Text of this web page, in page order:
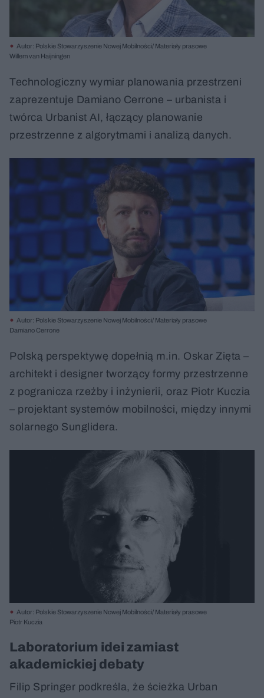
Autor: Polskie Stowarzyszenie Nowej Mobilności/ Materiały prasowe
Willem van Haijningen
Technologiczny wymiar planowania przestrzeni
zaprezentuje Damiano Cerrone – urbanista i
twórca Urbanist AI, łączący planowanie
przestrzenne z algorytmami i analizą danych.
Autor: Polskie Stowarzyszenie Nowej Mobilności/ Materiały prasowe
Damiano Cerrone
Polską perspektywę dopełnią m.in. Oskar Zięta –
architekt i designer tworzący formy przestrzenne
z pogranicza rzeźby i inżynierii, oraz Piotr Kuczia
– projektant systemów mobilności, między innymi
solarnego Sunglidera.
Autor: Polskie Stowarzyszenie Nowej Mobilności/ Materiały prasowe
Piotr Kuczia
Laboratorium idei zamiast
akademickiej debaty
Filip Springer podkreśla, że ścieżka Urban